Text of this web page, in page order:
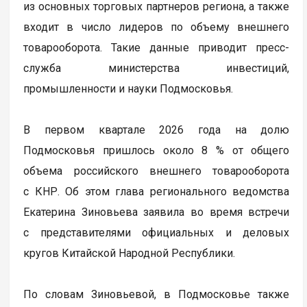
из основных торговых партнеров региона, а также
входит в число лидеров по объему внешнего
товарооборота. Такие данные приводит пресс-
служба министерства инвестиций,
промышленности и науки Подмосковья.
В первом квартале 2026 года на долю
Подмосковья пришлось около 8 % от общего
объема российского внешнего товарооборота
с КНР. Об этом глава регионального ведомства
Екатерина Зиновьева заявила во время встречи
с представителями официальных и деловых
кругов Китайской Народной Республики.
По словам Зиновьевой, в Подмосковье также